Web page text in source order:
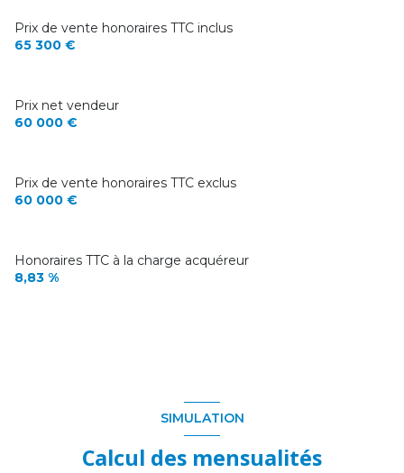
Prix de vente honoraires TTC inclus
65 300 €
Prix net vendeur
60 000 €
Prix de vente honoraires TTC exclus
60 000 €
Honoraires TTC à la charge acquéreur
8,83 %
SIMULATION
Calcul des mensualités